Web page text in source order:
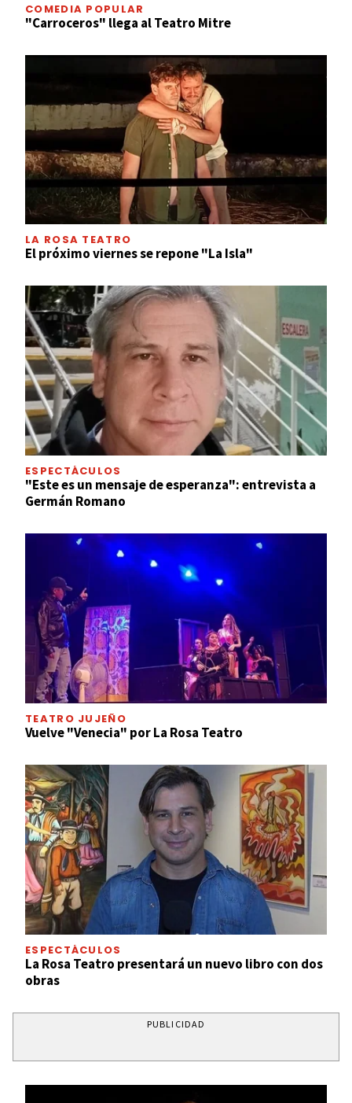
COMEDIA POPULAR
"Carroceros" llega al Teatro Mitre
LA ROSA TEATRO
El próximo viernes se repone "La Isla"
ESPECTÁCULOS
"Este es un mensaje de esperanza": entrevista a
Germán Romano
TEATRO JUJEÑO
Vuelve "Venecia" por La Rosa Teatro
ESPECTÁCULOS
La Rosa Teatro presentará un nuevo libro con dos
obras
PUBLICIDAD